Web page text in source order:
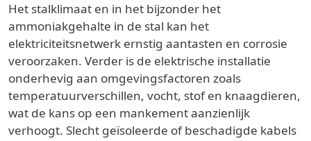
Het stalklimaat en in het bijzonder het
ammoniakgehalte in de stal kan het
elektriciteitsnetwerk ernstig aantasten en corrosie
veroorzaken. Verder is de elektrische installatie
onderhevig aan omgevingsfactoren zoals
temperatuurverschillen, vocht, stof en knaagdieren,
wat de kans op een mankement aanzienlijk
verhoogt. Slecht geïsoleerde of beschadigde kabels